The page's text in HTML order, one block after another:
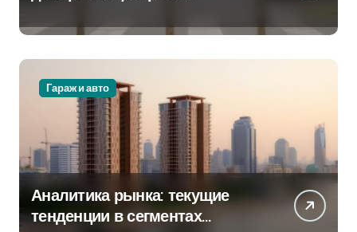
крупных проспектах
Гараж и авто
Аналитика рынка: текущие
тенденции в сегментах